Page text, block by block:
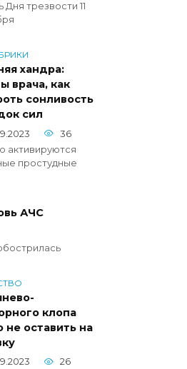
Дня трезвости 11
хандра:
врача, как
сонливость
сил
36
активируются
простудные
АЧС
клопа
не оставить на
26